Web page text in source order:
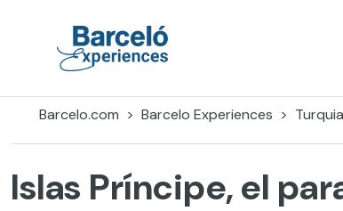
Barcelo.com
Barcelo Experiences Turquia
Islas Príncipe, el